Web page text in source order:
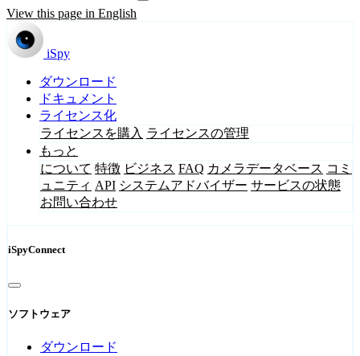
View this page in English
iSpy
ダウンロード
ドキュメント
ライセンス化
ライセンスを購入 ライセンスの管理
もっと
について 特徴 ビジネス FAQ カメラデータベース コミ
ュニティ API システムアドバイザー サービスの状態
お問い合わせ
iSpyConnect
ソフトウェア
ダウンロード